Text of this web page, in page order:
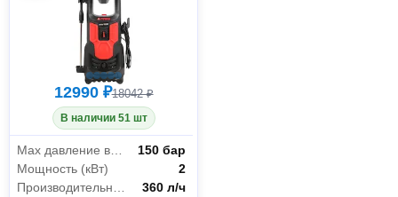
12990 ₽18042 ₽
В наличии 51 шт
150 бар
Мощность (кВт)
2
360 л/ч